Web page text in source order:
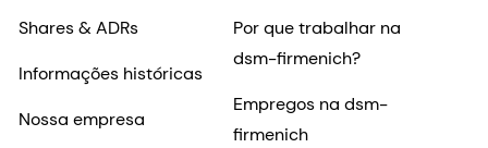
Shares & ADRs
Informações históricas
Nossa empresa
Por que trabalhar na
dsm-firmenich?
Empregos na dsm-
firmenich